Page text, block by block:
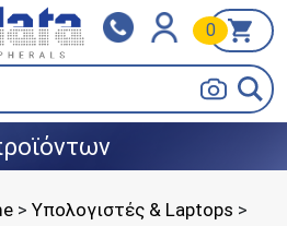
0
BOX NOW
> Υπολογιστές & Laptops >